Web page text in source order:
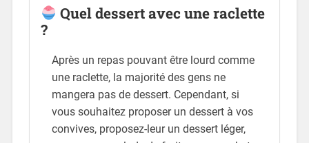
Quel dessert avec une raclette
?
Après un repas pouvant être lourd comme
une raclette, la majorité des gens ne
mangera pas de dessert. Cependant, si
vous souhaitez proposer un dessert à vos
convives, proposez-leur un dessert léger,